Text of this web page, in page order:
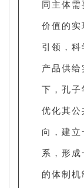
同主体
价值的
引领，
产品供
下，孔
优化其
向，建
系，形
的体制